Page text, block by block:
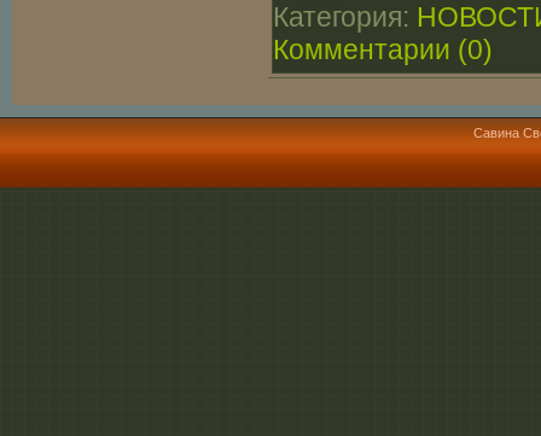
Категория:
Комментарии (0)
Савина